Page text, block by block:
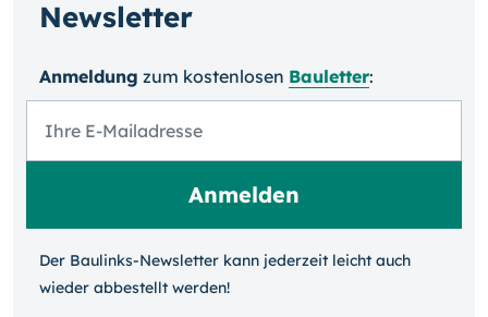
Newsletter
Anmeldung zum kosten­losen Bauletter:
Der Baulinks-Newsletter kann jeder­zeit leicht auch
wieder ab­bestellt werden!